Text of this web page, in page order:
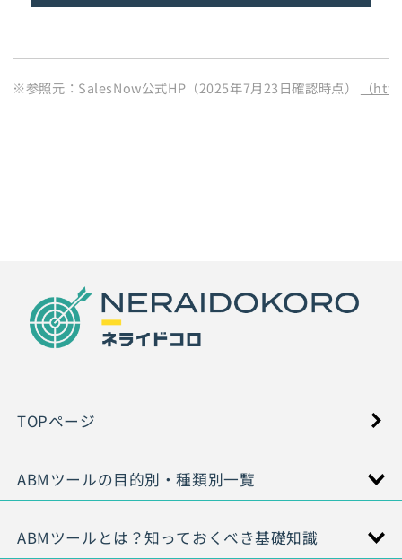
※参照元：SalesNow公式HP（2025年7月23日確認時点） （
TOPページ
ABMツールの目的別・種類別一覧
ABMツールとは？知っておくべき基礎知識